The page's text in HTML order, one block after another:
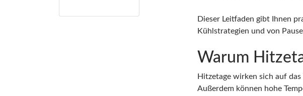
Dieser Leitfaden gibt Ihnen
Kühlstrategien und von
Warum
Hitzetage wirken sich auf
Außerdem können hohe